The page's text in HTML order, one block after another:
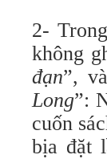
2-
không
đạn”,
Long”:
cuốn
bịa đặt